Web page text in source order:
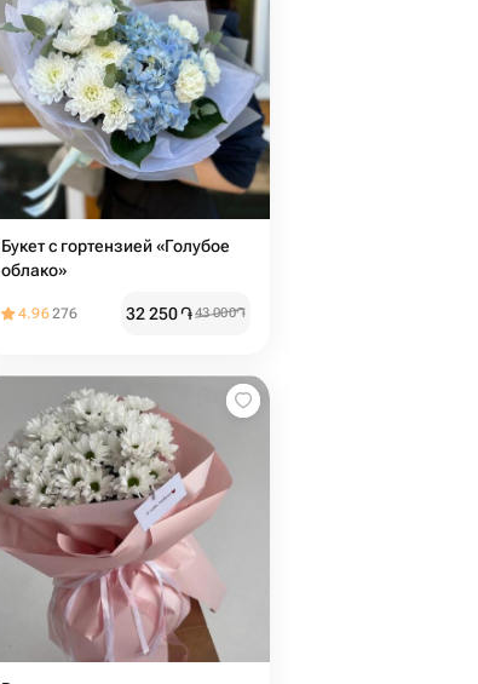
Букет с гортензией «Голубое
облако»
4.96276 32 250֏43 000֏